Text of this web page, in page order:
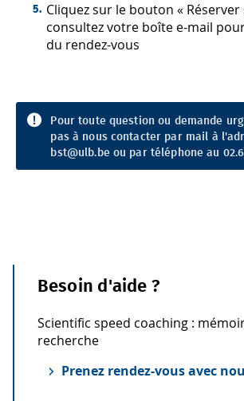
Cliquez sur le bouton « Réserver
consultez votre boîte e-mail
du rendez-vous
Pour toute question ou demande
pas à nous contacter par mail à
bst@ulb.beou par téléphone au
Besoin d'aide ?
Scientific speed coaching :
recherche
Prenez rendez-vous avec